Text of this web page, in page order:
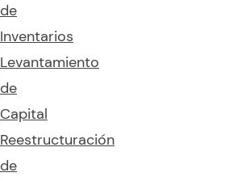
de
Inventarios
Levantamiento
de
Capital
Reestructuración
de